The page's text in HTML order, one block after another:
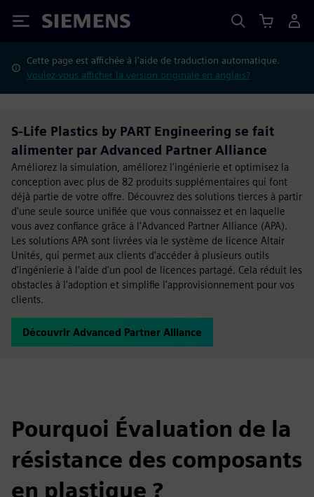
Siemens
Cette page est affichée à l'aide de traduction automatique.
Voulez-vous afficher la version originale en anglais?
S-Life Plastics by PART Engineering se fait
alimenter par Advanced Partner Alliance
Améliorez la simulation, améliorez l'ingénierie et optimisez la
conception avec plus de 82 produits supplémentaires qui font
déjà partie de votre offre. Découvrez des solutions tierces à partir
d'une seule source unifiée que vous connaissez et en laquelle
vous avez confiance grâce à l'Advanced Partner Alliance (APA).
Les solutions APA sont livrées via le système de licence Altair
Unités, qui permet aux clients d'accéder à plusieurs outils
d'ingénierie à l'aide d'un pool de licences partagé. Cela réduit les
obstacles à l'adoption et simplifie l'approvisionnement pour vos
clients.
Découvrir Advanced Partner Alliance
Pourquoi Évaluation de la
résistance des composants
en plastique ?